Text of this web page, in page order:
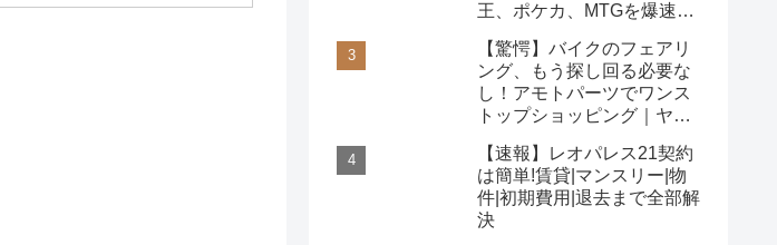
王、ポケカ、MTGを爆速査
【驚愕】バイクのフェアリ
ング、もう探し回る必要な
し！アモトパーツでワンス
トップショッピング｜ヤマ
【速報】レオパレス21契約
は簡単!賃貸|マンスリー|物
件|初期費用|退去まで全部解
決